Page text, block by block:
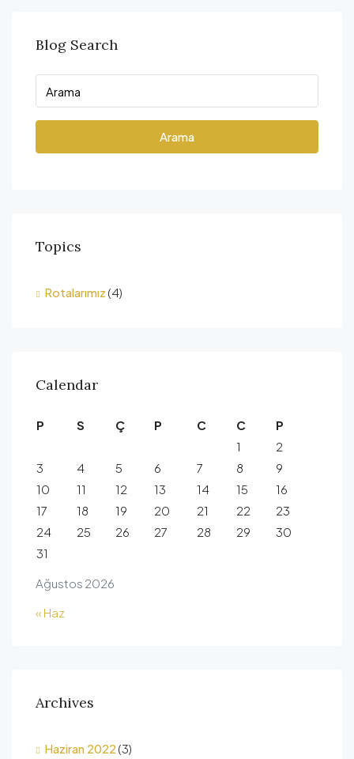
Blog Search
Arama
Topics
Rotalarımız (4)
Calendar
Ağustos 2026
P S Ç P C C
P
1
2
3
4 5 6 7 8
9
10
11 12 13 14 15
16
17
18 19 20 21 22
23
24
25 26 27 28 29
30
31
« Haz
Archives
Haziran 2022 (3)